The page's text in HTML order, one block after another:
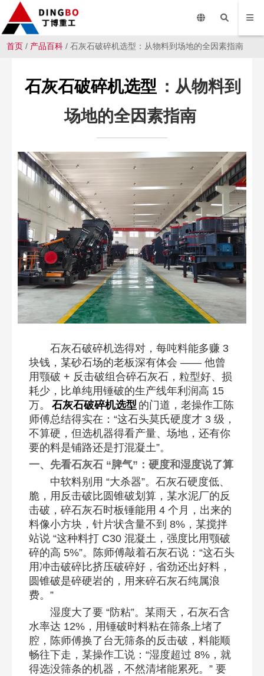
首页 / 产品百科 / 石灰石破碎机选型：从物料到场地的全因素指南
石灰石破碎机选型 ：从物料到
场地的全因素指南
石灰石破碎机选得对，每吨料能多赚 3
块钱，某砂石场的老板深有体会 —— 他曾
用颚破 + 反击破组合碎石灰石，粒型好、损
耗少，比单纯用锤破的生产线年利润高 15
万。
石灰石破碎机选型 的门道，老操作工陈
师傅总结得实在：“这石头莫氏硬度才 3 级，
不算硬，但选机器得看产量、场地，还有你
要的料是铺路还是打混凝土”。​
一、先看石灰石 “脾气”：硬度和湿度说了算​
中软料别用 “大杀器”。石灰石硬度低、
脆，用反击破比圆锥破划算，某水泥厂的反
击破，碎石灰石时板锤能用 4 个月，出来的
料像小方块，针片状含量不到 8%，某搅拌
站说 “这种料打 C30 混凝土，强度比用颚破
碎的高 5%”。陈师傅敲着石灰石说：“这石头
用冲击破碎比挤压破碎好，省劲还出好料，
圆锥破是碎硬岩的，用来碎石灰石纯属浪
费。”​
湿度大了要 “防粘”。某雨天，石灰石含
水率达 12%，用锤破时料粘在筛条上堵了
腔，陈师傅换了台无筛条的反击破，料能顺
畅往下走，某操作工说：“湿度超过 8%，就
得选没筛条的机器，不然清堵能累死。” 要